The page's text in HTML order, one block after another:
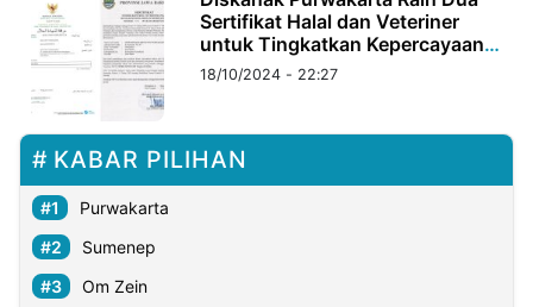
Sertifikat Halal dan Veteriner
untuk Tingkatkan Kepercayaan
Produk ASUH
18/10/2024 - 22:27
KABAR PILIHAN
Purwakarta
Sumenep
Om Zein